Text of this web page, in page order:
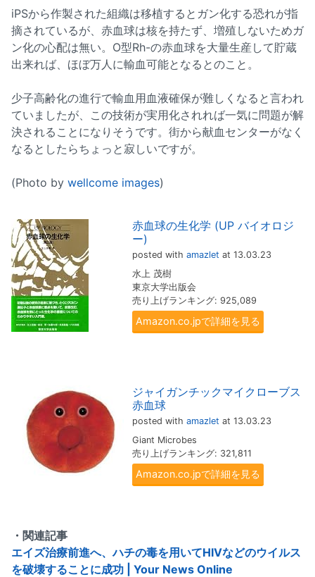
iPSから作製された組織は移植するとガン化する恐れが指
摘されているが、赤血球は核を持たず、増殖しないためガ
ン化の心配は無い。O型Rh-の赤血球を大量生産して貯蔵
出来れば、ほぼ万人に輸血可能となるとのこと。
少子高齢化の進行で輸血用血液確保が難しくなると言われ
ていましたが、この技術が実用化されれば一気に問題が解
決されることになりそうです。街から献血センターがなく
なるとしたらちょっと寂しいですが。
(Photo by wellcome images)
赤血球の生化学 (UP バイオロジ
ー)
posted with amazlet at 13.03.23
水上 茂樹
東京大学出版会
売り上げランキング: 925,089
Amazon.co.jpで詳細を見る
ジャイガンチックマイクローブス
赤血球
posted with amazlet at 13.03.23
Giant Microbes
売り上げランキング: 321,811
Amazon.co.jpで詳細を見る
・関連記事
エイズ治療前進へ、ハチの毒を用いてHIVなどのウイルス
を破壊することに成功 | Your News Online